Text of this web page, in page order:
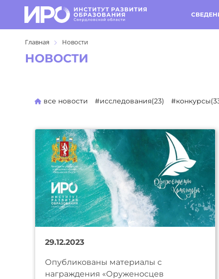
Главная Новости
НОВОСТИ
все новости #исследования(23)
29.12.2023
Опубликованы материалы с
награждения «Оруженосцев